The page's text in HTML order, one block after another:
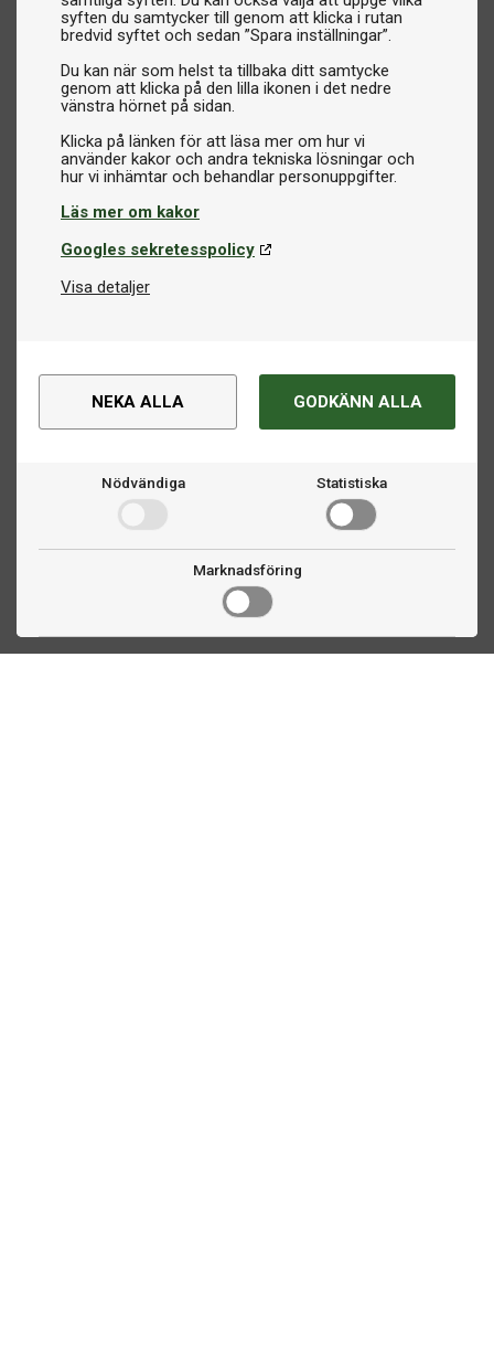
syften du samtycker till genom att klicka i rutan
bredvid syftet och sedan ”Spara inställningar”.
Du kan när som helst ta tillbaka ditt samtycke
genom att klicka på den lilla ikonen i det nedre
vänstra hörnet på sidan.
Klicka på länken för att läsa mer om hur vi
använder kakor och andra tekniska lösningar och
Läs mer om kakor
Googles sekretesspolicy
Visa detaljer
NEKA ALLA GODKÄNN ALLA
Nödvändiga Statistiska
Marknadsföring